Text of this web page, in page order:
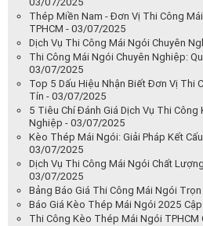
Thép Miền Nam - Đơn Vị Thi Công
TPHCM - 03/07/2025
Dịch Vụ Thi Công Mái Ngói Chuyên
Thi Công Mái Ngói Chuyên Nghiệp:
03/07/2025
Top 5 Dấu Hiệu Nhận Biết Đơn Vị Thi
Tín - 03/07/2025
5 Tiêu Chí Đánh Giá Dịch Vụ Thi
Nghiệp - 03/07/2025
Kèo Thép Mái Ngói: Giải Pháp Kết
03/07/2025
Dịch Vụ Thi Công Mái Ngói Chất
03/07/2025
Bảng Báo Giá Thi Công Mái Ngói
Báo Giá Kèo Thép Mái Ngói 2025
Thi Công Kèo Thép Mái Ngói